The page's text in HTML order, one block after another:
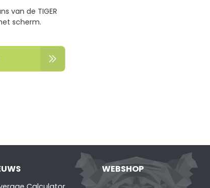
van de TIGER
scherm.
WEBSHOP